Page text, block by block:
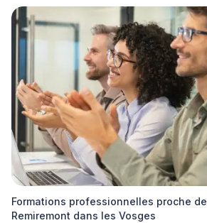
Formations professionnelles proche de
Remiremont dans les Vosges